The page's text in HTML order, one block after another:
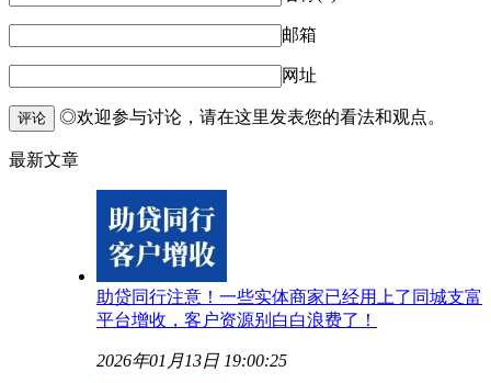
邮箱
网址
评论 ◎欢迎参与讨论，请在这里发表您的看法和观点。
最新文章
助贷同行注意！一些实体商家已经用上了同城支富
平台增收，客户资源别白白浪费了！
2026年01月13日 19:00:25